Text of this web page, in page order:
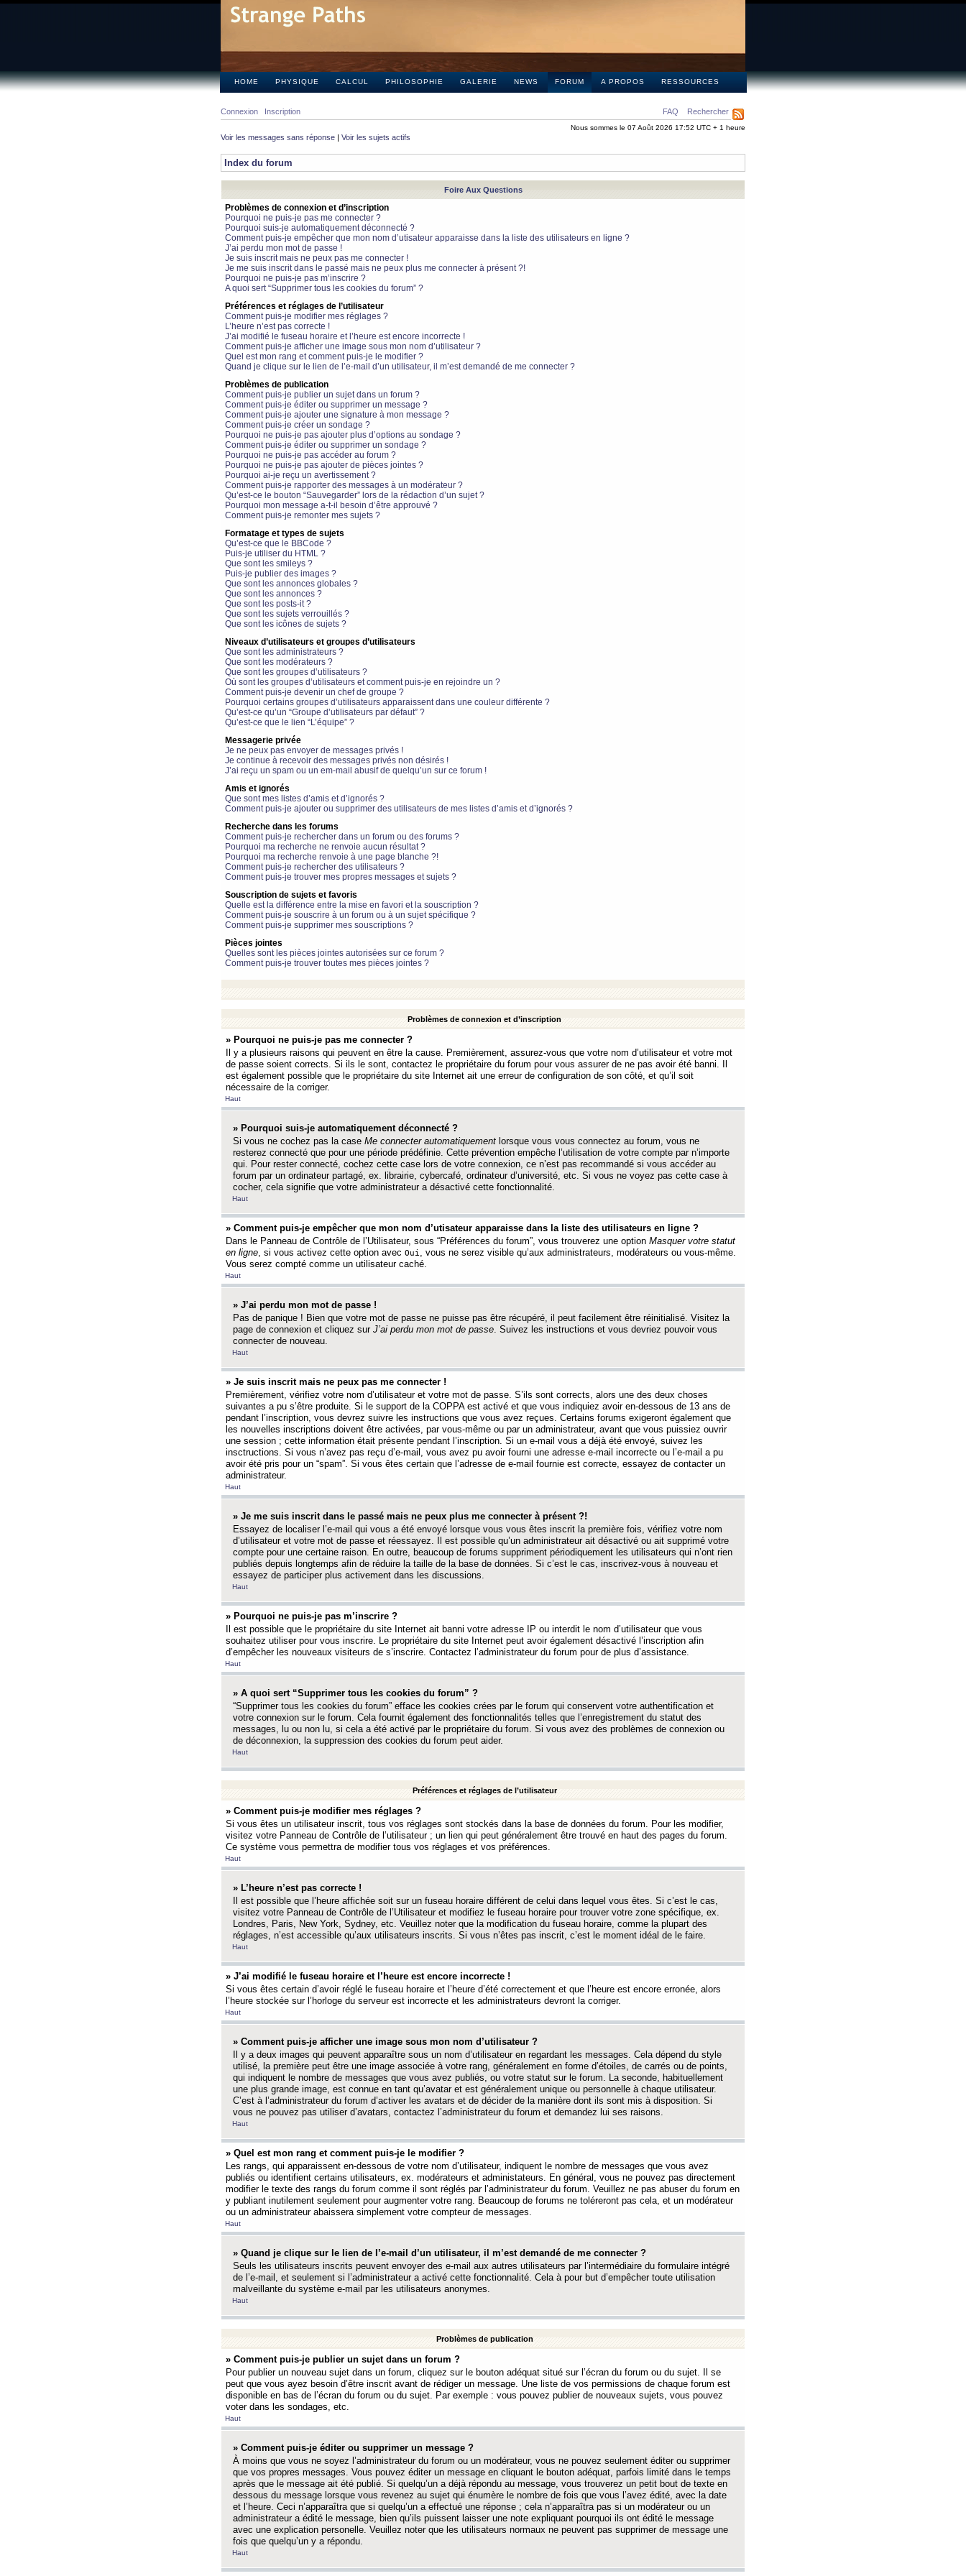
HOME PHYSIQUE CALCUL PHILOSOPHIE GALERIE NEWS FORUM A PROPOS RESSOURCES
FAQ Rechercher
Connexion Inscription
Nous sommes le 07 Août 2026 17:52 UTC + 1 heure
Voir les messages sans réponse | Voir les sujets actifs
Index du forum
Foire Aux Questions
Problèmes de connexion et d’inscription
Pourquoi ne puis-je pas me connecter ?
Pourquoi suis-je automatiquement déconnecté ?
Comment puis-je empêcher que mon nom d’utisateur apparaisse dans la liste des utilisateurs en ligne ?
J’ai perdu mon mot de passe !
Je suis inscrit mais ne peux pas me connecter !
Je me suis inscrit dans le passé mais ne peux plus me connecter à présent ?!
Pourquoi ne puis-je pas m’inscrire ?
A quoi sert “Supprimer tous les cookies du forum” ?
Préférences et réglages de l’utilisateur
Comment puis-je modifier mes réglages ?
L’heure n’est pas correcte !
J’ai modifié le fuseau horaire et l’heure est encore incorrecte !
Comment puis-je afficher une image sous mon nom d’utilisateur ?
Quel est mon rang et comment puis-je le modifier ?
Quand je clique sur le lien de l’e-mail d’un utilisateur, il m’est demandé de me connecter ?
Problèmes de publication
Comment puis-je publier un sujet dans un forum ?
Comment puis-je éditer ou supprimer un message ?
Comment puis-je ajouter une signature à mon message ?
Comment puis-je créer un sondage ?
Pourquoi ne puis-je pas ajouter plus d’options au sondage ?
Comment puis-je éditer ou supprimer un sondage ?
Pourquoi ne puis-je pas accéder au forum ?
Pourquoi ne puis-je pas ajouter de pièces jointes ?
Pourquoi ai-je reçu un avertissement ?
Comment puis-je rapporter des messages à un modérateur ?
Qu’est-ce le bouton “Sauvegarder” lors de la rédaction d’un sujet ?
Pourquoi mon message a-t-il besoin d’être approuvé ?
Comment puis-je remonter mes sujets ?
Formatage et types de sujets
Qu’est-ce que le BBCode ?
Puis-je utiliser du HTML ?
Que sont les smileys ?
Puis-je publier des images ?
Que sont les annonces globales ?
Que sont les annonces ?
Que sont les posts-it ?
Que sont les sujets verrouillés ?
Que sont les icônes de sujets ?
Niveaux d’utilisateurs et groupes d’utilisateurs
Que sont les administrateurs ?
Que sont les modérateurs ?
Que sont les groupes d’utilisateurs ?
Où sont les groupes d’utilisateurs et comment puis-je en rejoindre un ?
Comment puis-je devenir un chef de groupe ?
Pourquoi certains groupes d’utilisateurs apparaissent dans une couleur différente ?
Qu’est-ce qu’un “Groupe d’utilisateurs par défaut” ?
Qu’est-ce que le lien “L’équipe” ?
Messagerie privée
Je ne peux pas envoyer de messages privés !
Je continue à recevoir des messages privés non désirés !
J’ai reçu un spam ou un em-mail abusif de quelqu’un sur ce forum !
Amis et ignorés
Que sont mes listes d’amis et d’ignorés ?
Comment puis-je ajouter ou supprimer des utilisateurs de mes listes d’amis et d’ignorés ?
Recherche dans les forums
Comment puis-je rechercher dans un forum ou des forums ?
Pourquoi ma recherche ne renvoie aucun résultat ?
Pourquoi ma recherche renvoie à une page blanche ?!
Comment puis-je rechercher des utilisateurs ?
Comment puis-je trouver mes propres messages et sujets ?
Souscription de sujets et favoris
Quelle est la différence entre la mise en favori et la souscription ?
Comment puis-je souscrire à un forum ou à un sujet spécifique ?
Comment puis-je supprimer mes souscriptions ?
Pièces jointes
Quelles sont les pièces jointes autorisées sur ce forum ?
Comment puis-je trouver toutes mes pièces jointes ?
Problèmes de connexion et d’inscription
» Pourquoi ne puis-je pas me connecter ?
Il y a plusieurs raisons qui peuvent en être la cause. Premièrement, assurez-vous que votre nom d’utilisateur et votre mot
de passe soient corrects. Si ils le sont, contactez le propriétaire du forum pour vous assurer de ne pas avoir été banni. Il
est également possible que le propriétaire du site Internet ait une erreur de configuration de son côté, et qu’il soit
nécessaire de la corriger.
Haut
» Pourquoi suis-je automatiquement déconnecté ?
Si vous ne cochez pas la case Me connecter automatiquement lorsque vous vous connectez au forum, vous ne
resterez connecté que pour une période prédéfinie. Cette prévention empêche l’utilisation de votre compte par n’importe
qui. Pour rester connecté, cochez cette case lors de votre connexion, ce n’est pas recommandé si vous accéder au
forum par un ordinateur partagé, ex. librairie, cybercafé, ordinateur d’université, etc. Si vous ne voyez pas cette case à
cocher, cela signifie que votre administrateur a désactivé cette fonctionnalité.
Haut
» Comment puis-je empêcher que mon nom d’utisateur apparaisse dans la liste des utilisateurs en ligne ?
Dans le Panneau de Contrôle de l’Utilisateur, sous “Préférences du forum”, vous trouverez une option Masquer votre statut
en ligne, si vous activez cette option avec Oui , vous ne serez visible qu’aux administrateurs, modérateurs ou vous-même.
Vous serez compté comme un utilisateur caché.
Haut
» J’ai perdu mon mot de passe !
Pas de panique ! Bien que votre mot de passe ne puisse pas être récupéré, il peut facilement être réinitialisé. Visitez la
page de connexion et cliquez sur J’ai perdu mon mot de passe. Suivez les instructions et vous devriez pouvoir vous
connecter de nouveau.
Haut
» Je suis inscrit mais ne peux pas me connecter !
Premièrement, vérifiez votre nom d’utilisateur et votre mot de passe. S’ils sont corrects, alors une des deux choses
suivantes a pu s’être produite. Si le support de la COPPA est activé et que vous indiquiez avoir en-dessous de 13 ans de
pendant l’inscription, vous devrez suivre les instructions que vous avez reçues. Certains forums exigeront également que
les nouvelles inscriptions doivent être activées, par vous-même ou par un administrateur, avant que vous puissiez ouvrir
une session ; cette information était présente pendant l’inscription. Si un e-mail vous a déjà été envoyé, suivez les
insctructions. Si vous n’avez pas reçu d’e-mail, vous avez pu avoir fourni une adresse e-mail incorrecte ou l’e-mail a pu
avoir été pris pour un “spam”. Si vous êtes certain que l’adresse de e-mail fournie est correcte, essayez de contacter un
administrateur.
Haut
» Je me suis inscrit dans le passé mais ne peux plus me connecter à présent ?!
Essayez de localiser l’e-mail qui vous a été envoyé lorsque vous vous êtes inscrit la première fois, vérifiez votre nom
d’utilisateur et votre mot de passe et réessayez. Il est possible qu’un administrateur ait désactivé ou ait supprimé votre
compte pour une certaine raison. En outre, beaucoup de forums suppriment périodiquement les utilisateurs qui n’ont rien
publiés depuis longtemps afin de réduire la taille de la base de données. Si c’est le cas, inscrivez-vous à nouveau et
essayez de participer plus activement dans les discussions.
Haut
» Pourquoi ne puis-je pas m’inscrire ?
Il est possible que le propriétaire du site Internet ait banni votre adresse IP ou interdit le nom d’utilisateur que vous
souhaitez utiliser pour vous inscrire. Le propriétaire du site Internet peut avoir également désactivé l’inscription afin
d’empêcher les nouveaux visiteurs de s’inscrire. Contactez l’administrateur du forum pour de plus d’assistance.
Haut
» A quoi sert “Supprimer tous les cookies du forum” ?
“Supprimer tous les cookies du forum” efface les cookies crées par le forum qui conservent votre authentification et
votre connexion sur le forum. Cela fournit également des fonctionnalités telles que l’enregistrement du statut des
messages, lu ou non lu, si cela a été activé par le propriétaire du forum. Si vous avez des problèmes de connexion ou
de déconnexion, la suppression des cookies du forum peut aider.
Haut
Préférences et réglages de l’utilisateur
» Comment puis-je modifier mes réglages ?
Si vous êtes un utilisateur inscrit, tous vos réglages sont stockés dans la base de données du forum. Pour les modifier,
visitez votre Panneau de Contrôle de l’utilisateur ; un lien qui peut généralement être trouvé en haut des pages du forum.
Ce système vous permettra de modifier tous vos réglages et vos préférences.
Haut
» L’heure n’est pas correcte !
Il est possible que l’heure affichée soit sur un fuseau horaire différent de celui dans lequel vous êtes. Si c’est le cas,
visitez votre Panneau de Contrôle de l’Utilisateur et modifiez le fuseau horaire pour trouver votre zone spécifique, ex.
Londres, Paris, New York, Sydney, etc. Veuillez noter que la modification du fuseau horaire, comme la plupart des
réglages, n’est accessible qu’aux utilisateurs inscrits. Si vous n’êtes pas inscrit, c’est le moment idéal de le faire.
Haut
» J’ai modifié le fuseau horaire et l’heure est encore incorrecte !
Si vous êtes certain d’avoir réglé le fuseau horaire et l’heure d’été correctement et que l’heure est encore erronée, alors
l’heure stockée sur l’horloge du serveur est incorrecte et les administrateurs devront la corriger.
Haut
» Comment puis-je afficher une image sous mon nom d’utilisateur ?
Il y a deux images qui peuvent apparaître sous un nom d’utilisateur en regardant les messages. Cela dépend du style
utilisé, la première peut être une image associée à votre rang, généralement en forme d’étoiles, de carrés ou de points,
qui indiquent le nombre de messages que vous avez publiés, ou votre statut sur le forum. La seconde, habituellement
une plus grande image, est connue en tant qu’avatar et est généralement unique ou personnelle à chaque utilisateur.
C’est à l’administrateur du forum d’activer les avatars et de décider de la manière dont ils sont mis à disposition. Si
vous ne pouvez pas utiliser d’avatars, contactez l’administrateur du forum et demandez lui ses raisons.
Haut
» Quel est mon rang et comment puis-je le modifier ?
Les rangs, qui apparaissent en-dessous de votre nom d’utilisateur, indiquent le nombre de messages que vous avez
publiés ou identifient certains utilisateurs, ex. modérateurs et administateurs. En général, vous ne pouvez pas directement
modifier le texte des rangs du forum comme il sont réglés par l’administrateur du forum. Veuillez ne pas abuser du forum en
y publiant inutilement seulement pour augmenter votre rang. Beaucoup de forums ne toléreront pas cela, et un modérateur
ou un administrateur abaissera simplement votre compteur de messages.
Haut
» Quand je clique sur le lien de l’e-mail d’un utilisateur, il m’est demandé de me connecter ?
Seuls les utilisateurs inscrits peuvent envoyer des e-mail aux autres utilisateurs par l’intermédiaire du formulaire intégré
de l’e-mail, et seulement si l’administrateur a activé cette fonctionnalité. Cela à pour but d’empêcher toute utilisation
malveillante du système e-mail par les utilisateurs anonymes.
Haut
Problèmes de publication
» Comment puis-je publier un sujet dans un forum ?
Pour publier un nouveau sujet dans un forum, cliquez sur le bouton adéquat situé sur l’écran du forum ou du sujet. Il se
peut que vous ayez besoin d’être inscrit avant de rédiger un message. Une liste de vos permissions de chaque forum est
disponible en bas de l’écran du forum ou du sujet. Par exemple : vous pouvez publier de nouveaux sujets, vous pouvez
voter dans les sondages, etc.
Haut
» Comment puis-je éditer ou supprimer un message ?
À moins que vous ne soyez l’administrateur du forum ou un modérateur, vous ne pouvez seulement éditer ou supprimer
que vos propres messages. Vous pouvez éditer un message en cliquant le bouton adéquat, parfois limité dans le temps
après que le message ait été publié. Si quelqu’un a déjà répondu au message, vous trouverez un petit bout de texte en
dessous du message lorsque vous revenez au sujet qui énumère le nombre de fois que vous l’avez édité, avec la date
et l’heure. Ceci n’apparaîtra que si quelqu’un a effectué une réponse ; cela n’apparaîtra pas si un modérateur ou un
administrateur a édité le message, bien qu’ils puissent laisser une note expliquant pourquoi ils ont édité le message
avec une explication personelle. Veuillez noter que les utilisateurs normaux ne peuvent pas supprimer de message une
fois que quelqu’un y a répondu.
Haut